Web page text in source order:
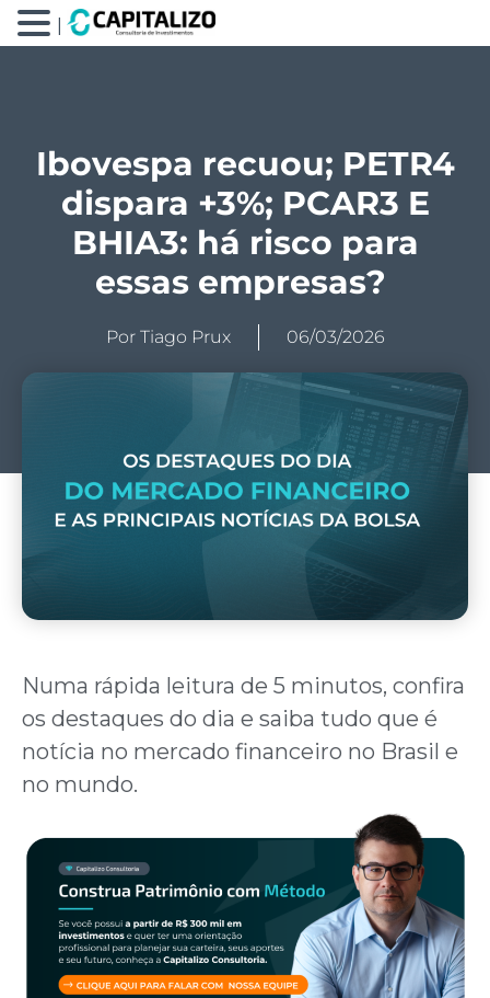
Ibovespa recuou; PETR4
dispara +3%; PCAR3 E
BHIA3: há risco para
essas empresas?
Por Tiago Prux 06/03/2026
Numa rápida leitura de 5 minutos, confira
os destaques do dia e saiba tudo que é
notícia no mercado financeiro no Brasil e
no mundo.